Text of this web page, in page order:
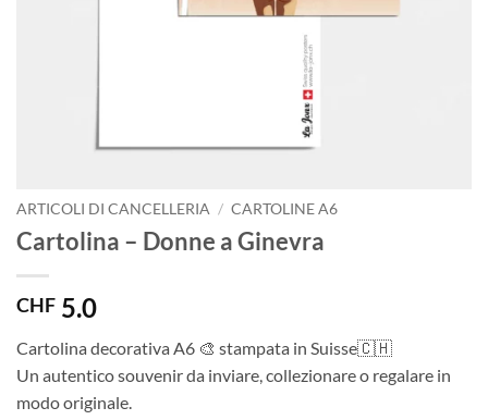
ARTICOLI DI CANCELLERIA / CARTOLINE A6
Cartolina – Donne a Ginevra
CHF 5.0
Cartolina decorativa A6 🎨 stampata in Suisse🇨🇭
Un autentico souvenir da inviare, collezionare o regalare in
modo originale.